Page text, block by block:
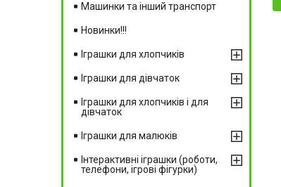
Машинки та інший транспорт
Новинки!!!
Іграшки для хлопчиків
Іграшки для дівчаток
Іграшки для хлопчиків і для
дівчаток
Іграшки для малюків
Інтерактивні іграшки (роботи,
телефони, ігрові фігурки)